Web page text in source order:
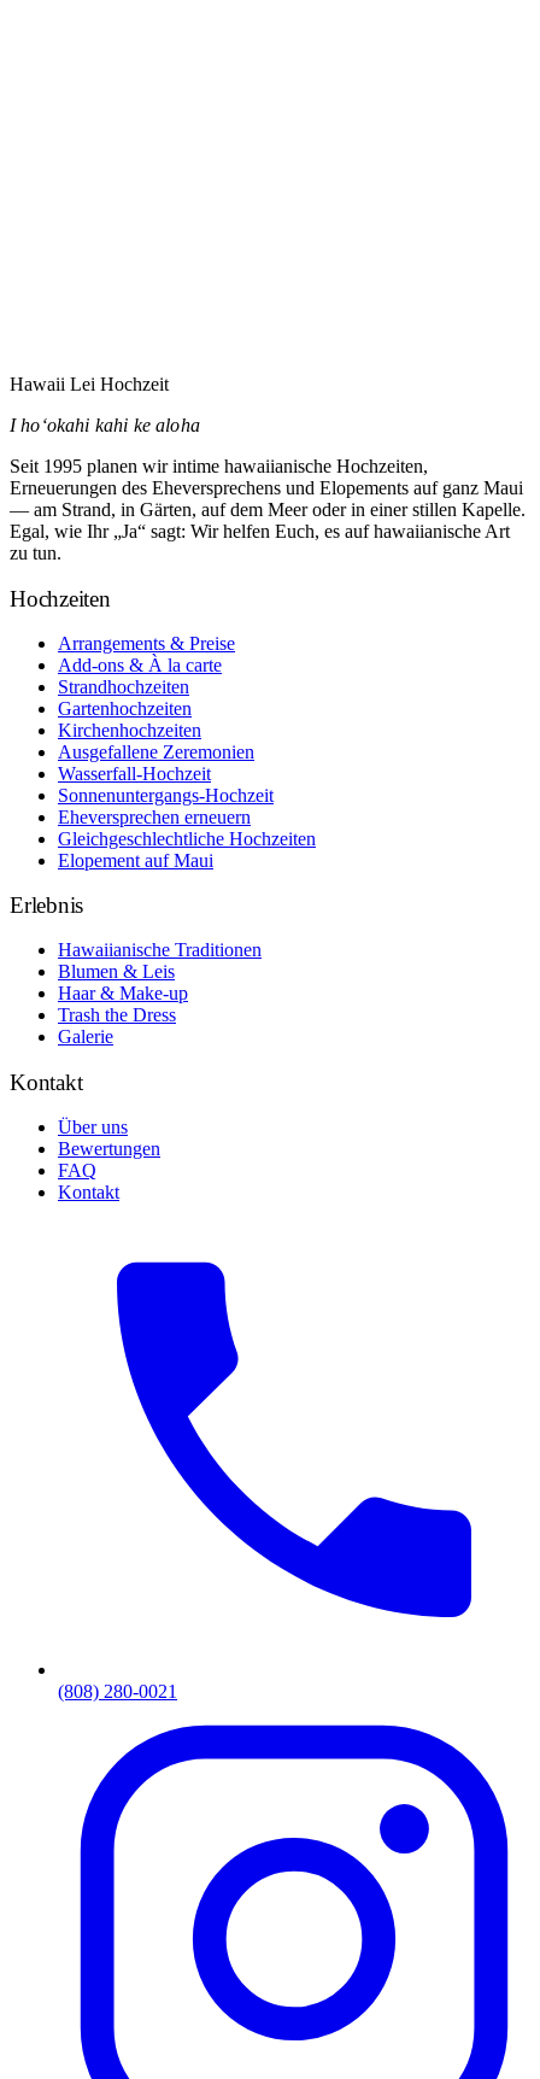
Hawaii Lei Hochzeit
I hoʻokahi kahi ke aloha
Seit 1995 planen wir intime hawaiianische Hochzeiten,
Erneuerungen des Eheversprechens und Elopements auf ganz Maui
— am Strand, in Gärten, auf dem Meer oder in einer stillen Kapelle.
Egal, wie Ihr „Ja“ sagt: Wir helfen Euch, es auf hawaiianische Art
zu tun.
Hochzeiten
Arrangements & Preise
Add-ons & À la carte
Strandhochzeiten
Gartenhochzeiten
Kirchenhochzeiten
Ausgefallene Zeremonien
Wasserfall-Hochzeit
Sonnenuntergangs-Hochzeit
Eheversprechen erneuern
Gleichgeschlechtliche Hochzeiten
Elopement auf Maui
Erlebnis
Hawaiianische Traditionen
Blumen & Leis
Haar & Make-up
Trash the Dress
Galerie
Kontakt
Über uns
Bewertungen
FAQ
Kontakt
(808) 280-0021